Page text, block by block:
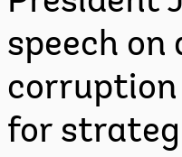
speech on
for